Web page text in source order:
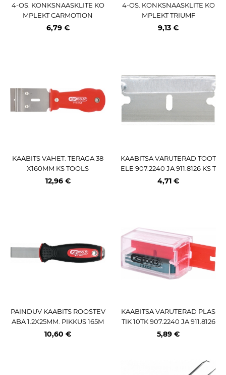
4-OS. KONKSNAASKLITE KO
MPLEKT CARMOTION
6,79 €
4-OS. KONKSNAASKLITE KO
MPLEKT TRIUMF
9,13 €
KAABITS VAHET. TERAGA 38
X160MM KS TOOLS
12,96 €
KAABITSA VARUTERAD TOOT
ELE 907.2240 JA 911.8126 KS T
OOLS
4,71 €
PAINDUV KAABITS ROOSTEV
ABA 1.2X25MM. PIKKUS 165M
M KS TOOLS
10,60 €
KAABITSA VARUTERAD PLAS
TIK 10TK 907.2240 JA 911.8126
KS TOOLS
5,89 €